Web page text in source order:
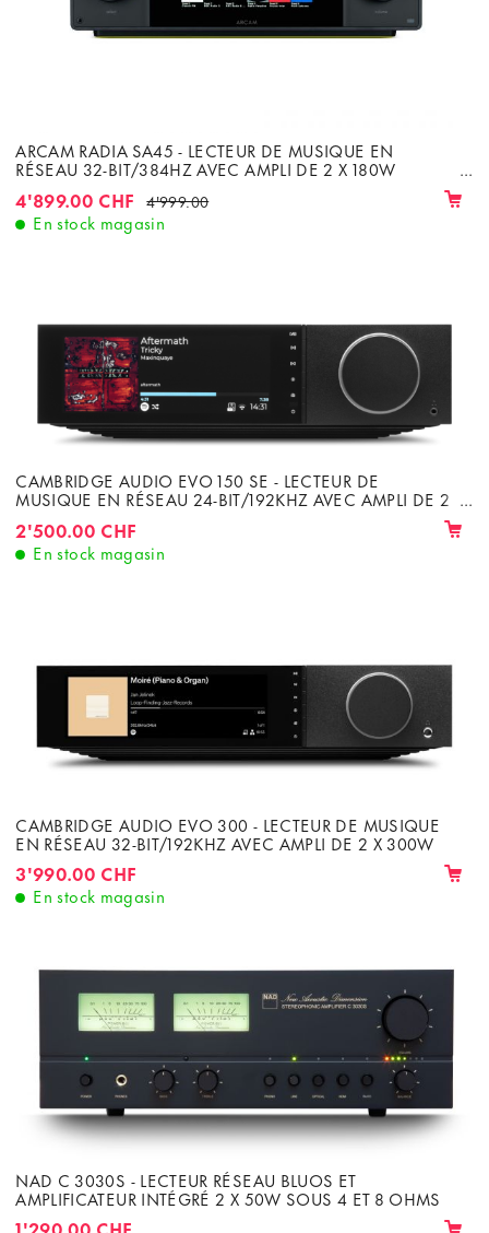
ARCAM RADIA SA45 - LECTEUR DE MUSIQUE EN
RÉSEAU 32-BIT/384HZ AVEC AMPLI DE 2 X 180W
CLASSE G SOUS 8Ω
4'899.00 CHF 4'999.00
En stock magasin
CAMBRIDGE AUDIO EVO 150 SE - LECTEUR DE
MUSIQUE EN RÉSEAU 24-BIT/192KHZ AVEC AMPLI DE 2
2'500.00 CHF
En stock magasin
CAMBRIDGE AUDIO EVO 300 - LECTEUR DE MUSIQUE
EN RÉSEAU 32-BIT/192KHZ AVEC AMPLI DE 2 X 300W
3'990.00 CHF
En stock magasin
NAD C 3030S - LECTEUR RÉSEAU BLUOS ET
AMPLIFICATEUR INTÉGRÉ 2 X 50W SOUS 4 ET 8 OHMS